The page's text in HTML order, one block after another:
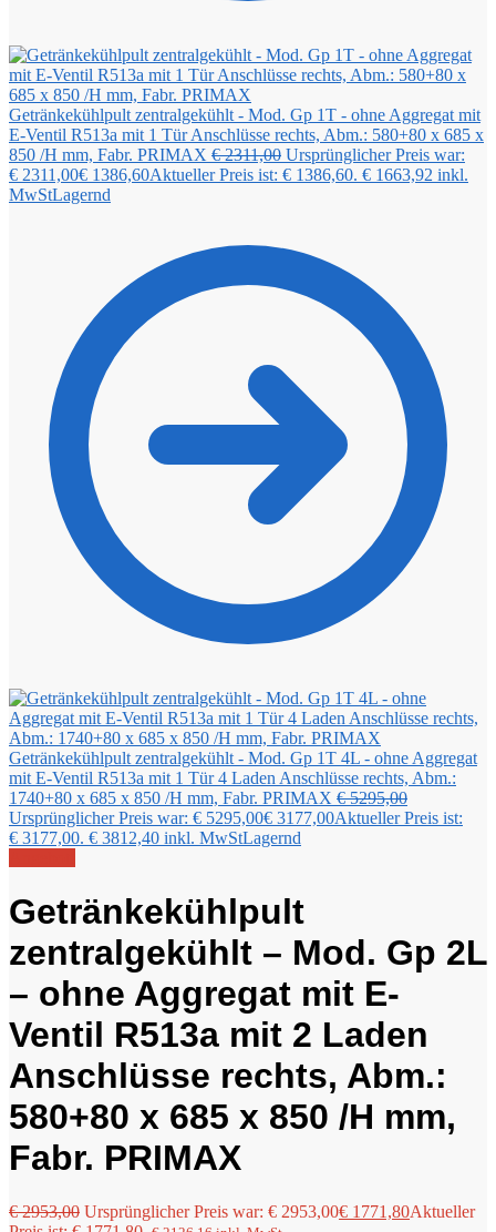
Getränkekühlpult zentralgekühlt - Mod. Gp 1T - ohne Aggregat mit
E-Ventil R513a mit 1 Tür Anschlüsse rechts, Abm.: 580+80 x 685 x
850 /H mm, Fabr. PRIMAX €2311,00 Ursprünglicher Preis war:
€ 2311,00€ 1386,60Aktueller Preis ist: € 1386,60. € 1663,92 inkl.
MwStLagernd
Getränkekühlpult zentralgekühlt - Mod. Gp 1T 4L - ohne Aggregat
mit E-Ventil R513a mit 1 Tür 4 Laden Anschlüsse rechts, Abm.:
1740+80 x 685 x 850 /H mm, Fabr. PRIMAX €5295,00
Ursprünglicher Preis war: € 5295,00€ 3177,00Aktueller Preis ist:
€ 3177,00. € 3812,40 inkl. MwStLagernd
Getränkekühlpult
zentralgekühlt – Mod. Gp 2L
– ohne Aggregat mit E-
Ventil R513a mit 2 Laden
Anschlüsse rechts, Abm.:
580+80 x 685 x 850 /H mm,
Fabr. PRIMAX
€2953,00 Ursprünglicher Preis war: € 2953,00€ 1771,80Aktueller